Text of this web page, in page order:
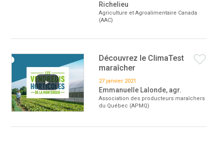
Richelieu
Agriculture et Agroalimentaire Canada
(AAC)
Découvrez le ClimaTest
maraîcher
27 janvier 2021
Emmanuelle Lalonde, agr.
Association des producteurs maraîchers
du Québec (APMQ)